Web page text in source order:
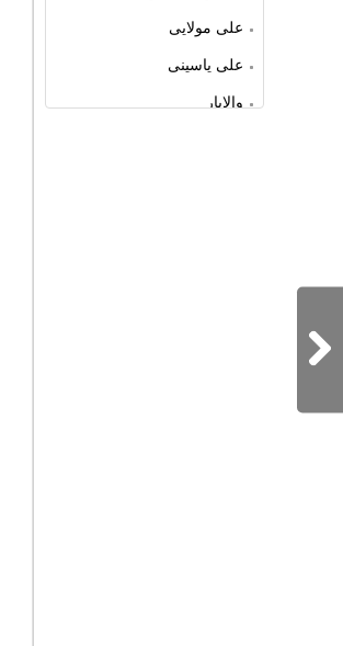
علی مولایی
علی یاسینی
والایار